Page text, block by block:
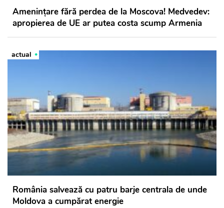
Amenințare fără perdea de la Moscova! Medvedev:
apropierea de UE ar putea costa scump Armenia
actual
România salvează cu patru barje centrala de unde
Moldova a cumpărat energie